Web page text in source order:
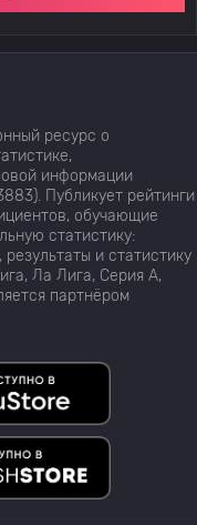
ресурс о
информации
Публикует рейтинги
обучающие
статистику:
и статистику
Ла Лига, Серия А,
партнёром